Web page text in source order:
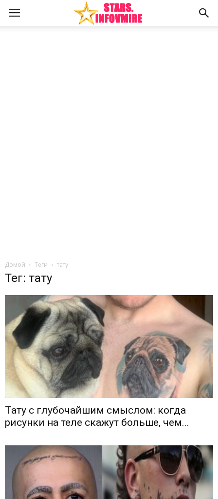
Домой Теги тату
Тег: тату
Тату с глубочайшим смыслом: когда
рисунки на теле скажут больше, чем...